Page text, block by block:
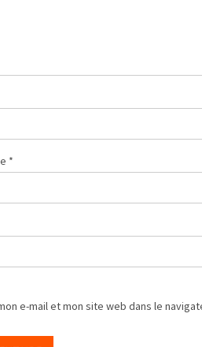
*
e-mail et mon site web dans le